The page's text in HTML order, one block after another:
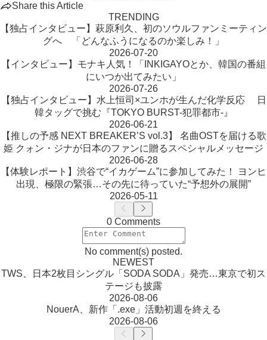
Share this Article
TRENDING
【独占インタビュー】萩原利久、初のソウルファンミーティン
グへ 「どんなふうになるのか楽しみ！」
2026-07-20
【インタビュー】モナキ人気！「INKIGAYOとか、韓国の番組
にいつか出てみたい」
2026-07-26
【独占インタビュー】水上恒司×ユンホが生んだ化学反応 日
韓タッグで挑む『TOKYO BURST-犯罪都市-』
2026-06-21
【推しの予感 NEXT BREAKER’S vol.3】 名曲OSTを届ける歌
姫 クォン・ジナが日本のファンに贈るスペシャルメッセージ
2026-06-28
【体験レポート】渋谷で“イカゲーム”に参加してみた！ ヨンヒ
出現、極限の緊張…その先に待っていた“予想外の展開”
2026-05-11
0 Comments
No comment(s) posted.
NEWEST
TWS、日本2枚目シングル「SODA SODA」発売…東京で初ス
テージも披露
2026-08-06
NouerA、新作「.exe」活動初週を終える
2026-08-06